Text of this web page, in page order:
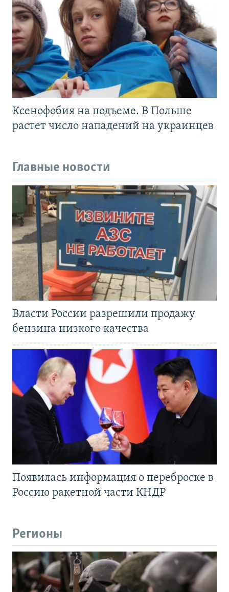
Ксенофобия на подъеме. В Польше
растет число нападений на украинцев
Главные новости
Власти России разрешили продажу
бензина низкого качества
Появилась информация о переброске в
Россию ракетной части КНДР
Регионы